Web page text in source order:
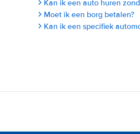
Kan ik een auto huren
Moet ik een borg betalen?
Kan ik een specifiek